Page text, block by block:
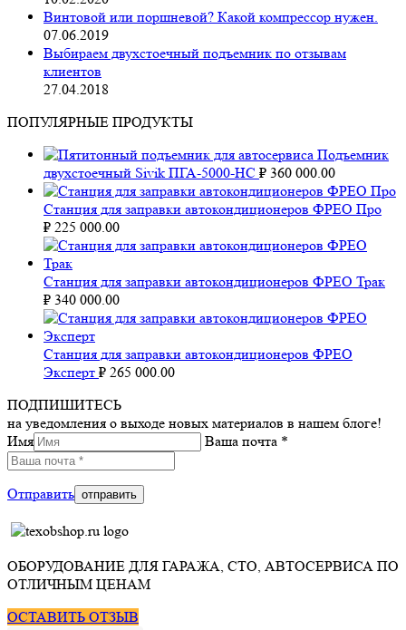
Винтовой или поршневой? Какой компрессор нужен.
07.06.2019
Выбираем двухстоечный подъемник по отзывам
клиентов
27.04.2018
ПОПУЛЯРНЫЕ ПРОДУКТЫ
Подъемник
двухстоечный Sivik ПГА-5000-НС ₽ 360 000.00
Станция для заправки автокондиционеров ФРЕО Про
₽ 225 000.00
Станция для заправки автокондиционеров ФРЕО Трак
₽ 340 000.00
Станция для заправки автокондиционеров ФРЕО
Эксперт ₽ 265 000.00
ПОДПИШИТЕСЬ
на уведомления о выходе новых материалов в нашем блоге!
Имя
Ваша почта *
Отправить
ОБОРУДОВАНИЕ ДЛЯ ГАРАЖА, СТО, АВТОСЕРВИСА ПО
ОТЛИЧНЫМ ЦЕНАМ
ОСТАВИТЬ ОТЗЫВ